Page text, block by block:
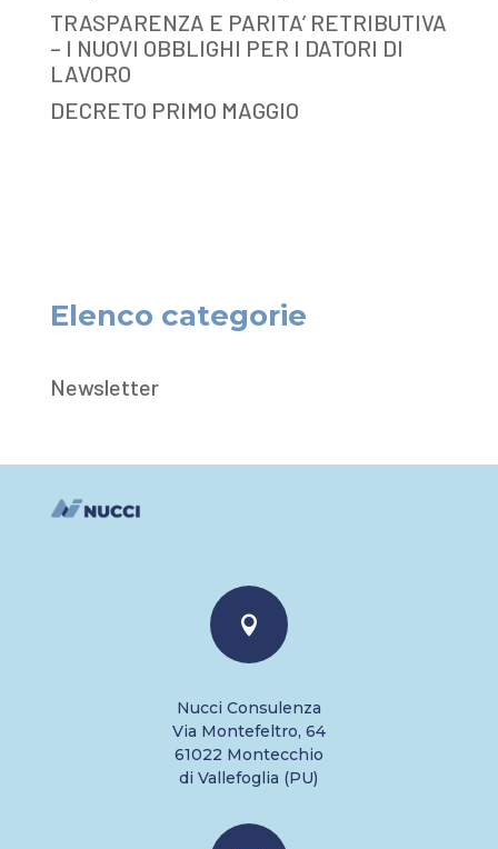
TRASPARENZA E PARITA’ RETRIBUTIVA
– I NUOVI OBBLIGHI PER I DATORI DI
LAVORO
DECRETO PRIMO MAGGIO
Elenco categorie
Newsletter

Nucci Consulenza
Via Montefeltro, 64
61022 Montecchio
di Vallefoglia (PU)